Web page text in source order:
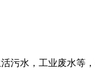
污水，工业废水等